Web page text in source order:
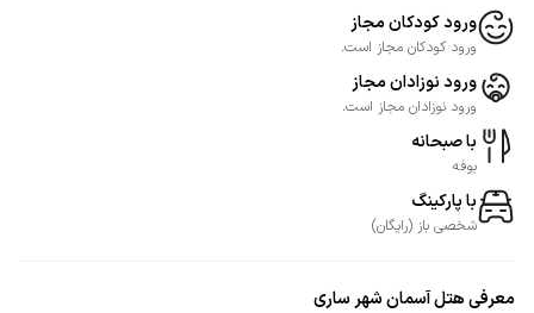
ورود کودکان مجاز
ورود کودکان مجاز است.
ورود نوزادان مجاز
ورود نوزادان مجاز است.
با صبحانه
بوفه
با پارکینگ
شخصی باز (رایگان)
معرفیهتل آسمان شهر ساری